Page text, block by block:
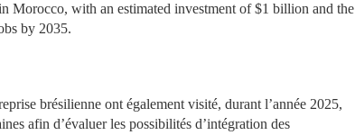
Morocco, with an estimated investment of $1 billion and the
by 2035.
brésilienne ont également visité, durant l’année 2025,
afin d’évaluer les possibilités d’intégration des